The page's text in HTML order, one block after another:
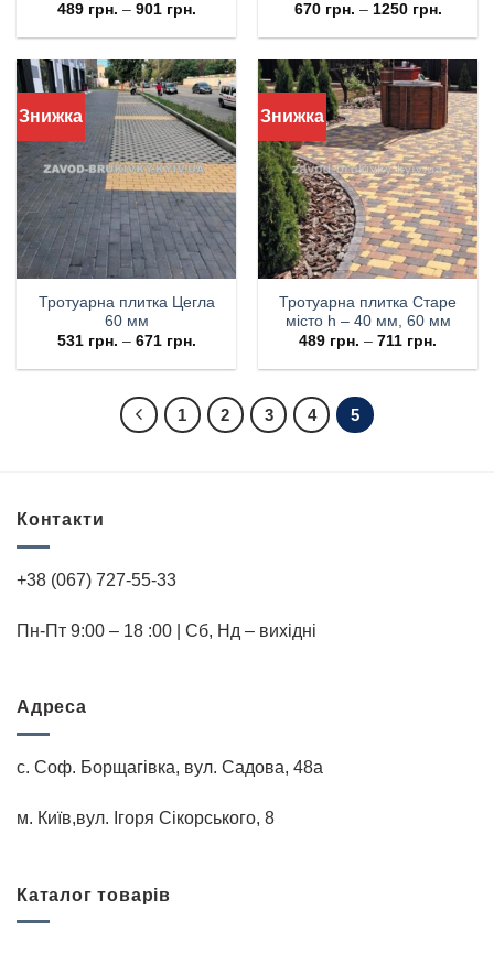
489 грн. – 901 грн.
670 грн. – 1250 грн.
Знижка
Тротуарна плитка Цегла
60 мм
531 грн. – 671 грн.
Знижка
Тротуарна плитка Старе
місто h – 40 мм, 60 мм
489 грн. – 711 грн.
1 2 3 4 5
Контакти
+38 (067) 727-55-33
Пн-Пт 9:00 – 18 :00 | Cб, Нд – вихідні
Адреса
с. Соф. Борщагівка, вул. Садова, 48а
м. Київ,вул. Iгоря Сiкорського, 8
Каталог товарів